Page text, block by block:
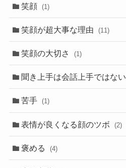
笑顔 (1)
笑顔が超大事な理由 (11)
笑顔の大切さ (1)
聞き上手は会話上手ではない
苦手 (1)
表情が良くなる顔のツボ (2)
褒める (4)